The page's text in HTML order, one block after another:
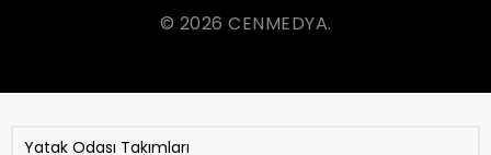
© 2026 CENMEDYA.
Yatak Odası Takımları